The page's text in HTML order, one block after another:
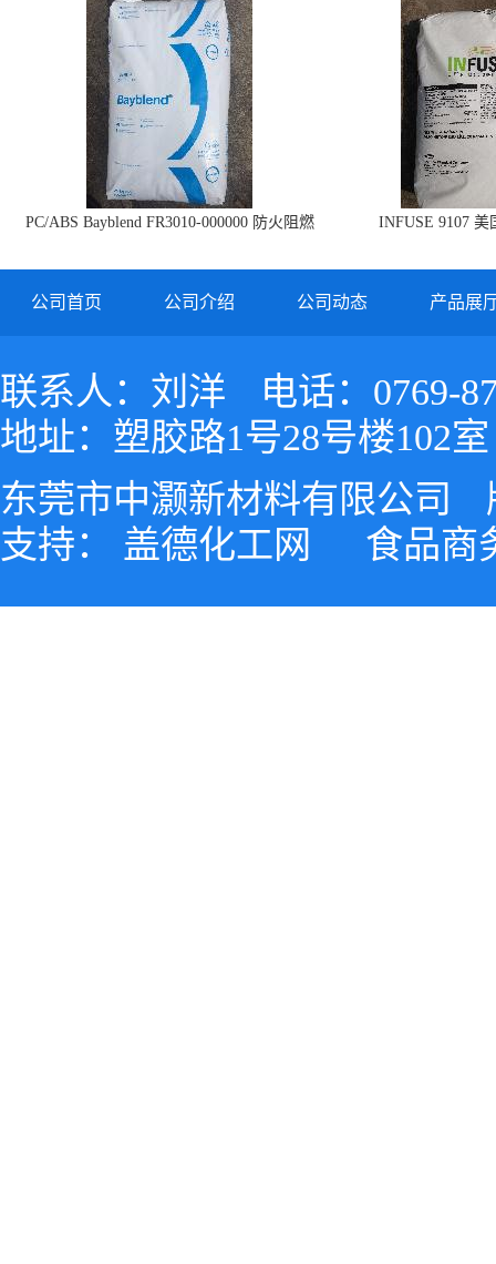
PC/ABS Bayblend FR3010-000000 防火阻燃
INFUSE 9107 美
公司首页 公司介绍 公司动态 产品展
联系人：刘洋
电话：0769-
地址：塑胶路1号28号楼102室
东莞市中灏新材料有限公司
支持： 盖德化工网 食品商